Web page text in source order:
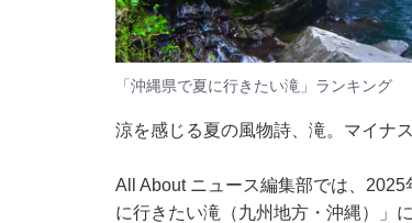
「沖縄県で夏に行きたい滝」ランキング
涼を感じる夏の風物詩、滝。マイナ
All About ニュース編集部では、
に行きたい滝（九州地方・沖縄）」